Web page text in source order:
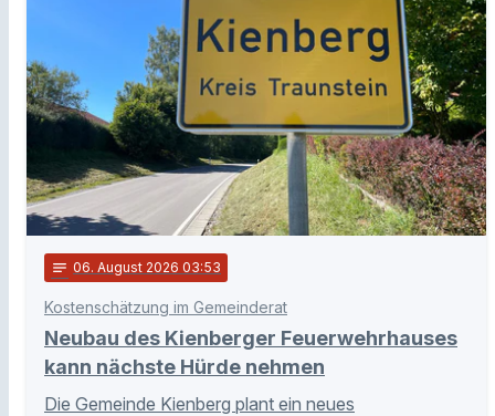
notes 06. August 2026 03:53
Kostenschätzung im Gemeinderat
Neubau des Kienberger Feuerwehrhauses
kann nächste Hürde nehmen
Die Gemeinde Kienberg plant ein neues